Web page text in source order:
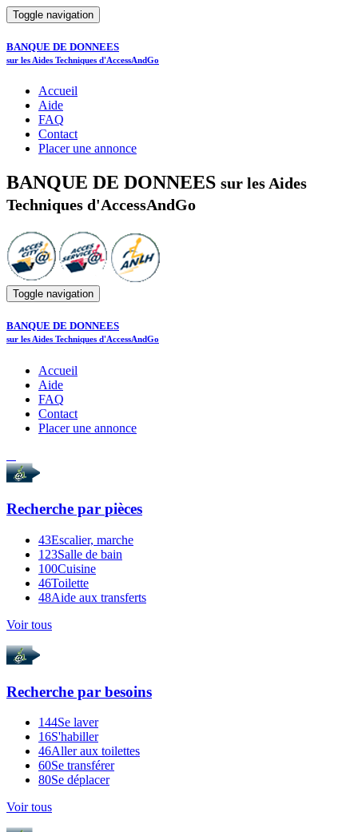
Toggle navigation
BANQUE DE DONNEES
sur les Aides Techniques d'AccessAndGo
Accueil
Aide
FAQ
Contact
Placer une annonce
BANQUE DE DONNEES sur les Aides
Techniques d'AccessAndGo
Toggle navigation
BANQUE DE DONNEES
sur les Aides Techniques d'AccessAndGo
Accueil
Aide
FAQ
Contact
Placer une annonce
Recherche par pièces
43Escalier, marche
123Salle de bain
100Cuisine
46Toilette
48Aide aux transferts
Voir tous
Recherche par besoins
144Se laver
16S'habiller
46Aller aux toilettes
60Se transférer
80Se déplacer
Voir tous